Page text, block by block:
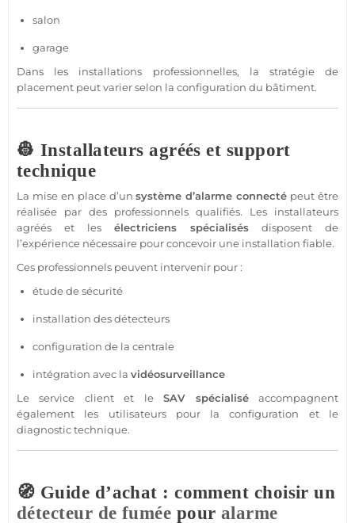
salon
garage
Dans les installations professionnelles, la stratégie de
placement peut varier selon la configuration du bâtiment.
👷 Installateurs agréés et support
technique
La mise en place d’unsystème d’alarme connecté peut être
réalisée par des professionnels qualifiés. Les installateurs
agréés et les électriciens spécialisés disposent de
l’expérience nécessaire pour concevoir une installation fiable.
Ces professionnels peuvent intervenir pour :
étude desécurité
installation des détecteurs
configuration de la centrale
intégration avec la vidéosurveillance
Le service client et leSAV spécialiséaccompagnent
également les utilisateurs pour la configuration et le
diagnostic technique.
🧭 Guide d’achat : comment choisir un
détecteur de fumée pour alarme